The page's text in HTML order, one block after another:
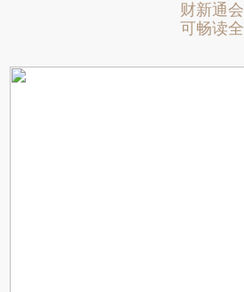
财新通
可畅读